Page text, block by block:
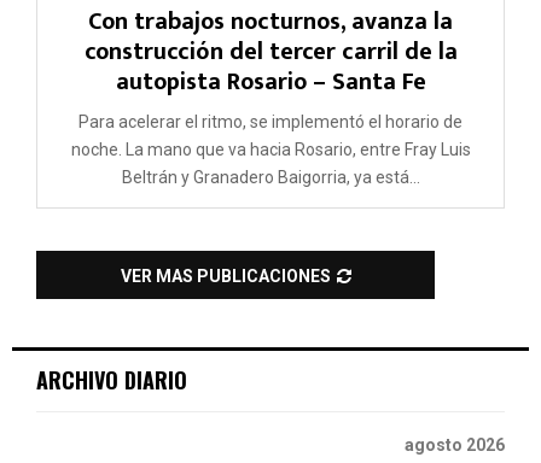
Con trabajos nocturnos, avanza la
construcción del tercer carril de la
autopista Rosario – Santa Fe
Para acelerar el ritmo, se implementó el horario de
noche. La mano que va hacia Rosario, entre Fray Luis
Beltrán y Granadero Baigorria, ya está...
VER MAS PUBLICACIONES
ARCHIVO DIARIO
agosto 2026